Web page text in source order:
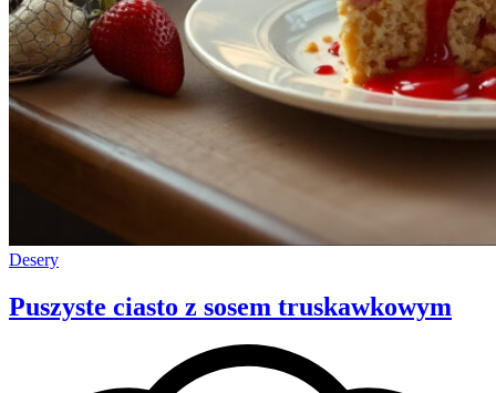
Desery
Puszyste ciasto z sosem truskawkowym